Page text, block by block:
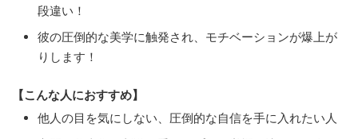
段違い！
彼の圧倒的な美学に触発され、モチベーションが爆上が
りします！
【こんな人におすすめ】
他人の目を気にしない、圧倒的な自信を手に入れたい人